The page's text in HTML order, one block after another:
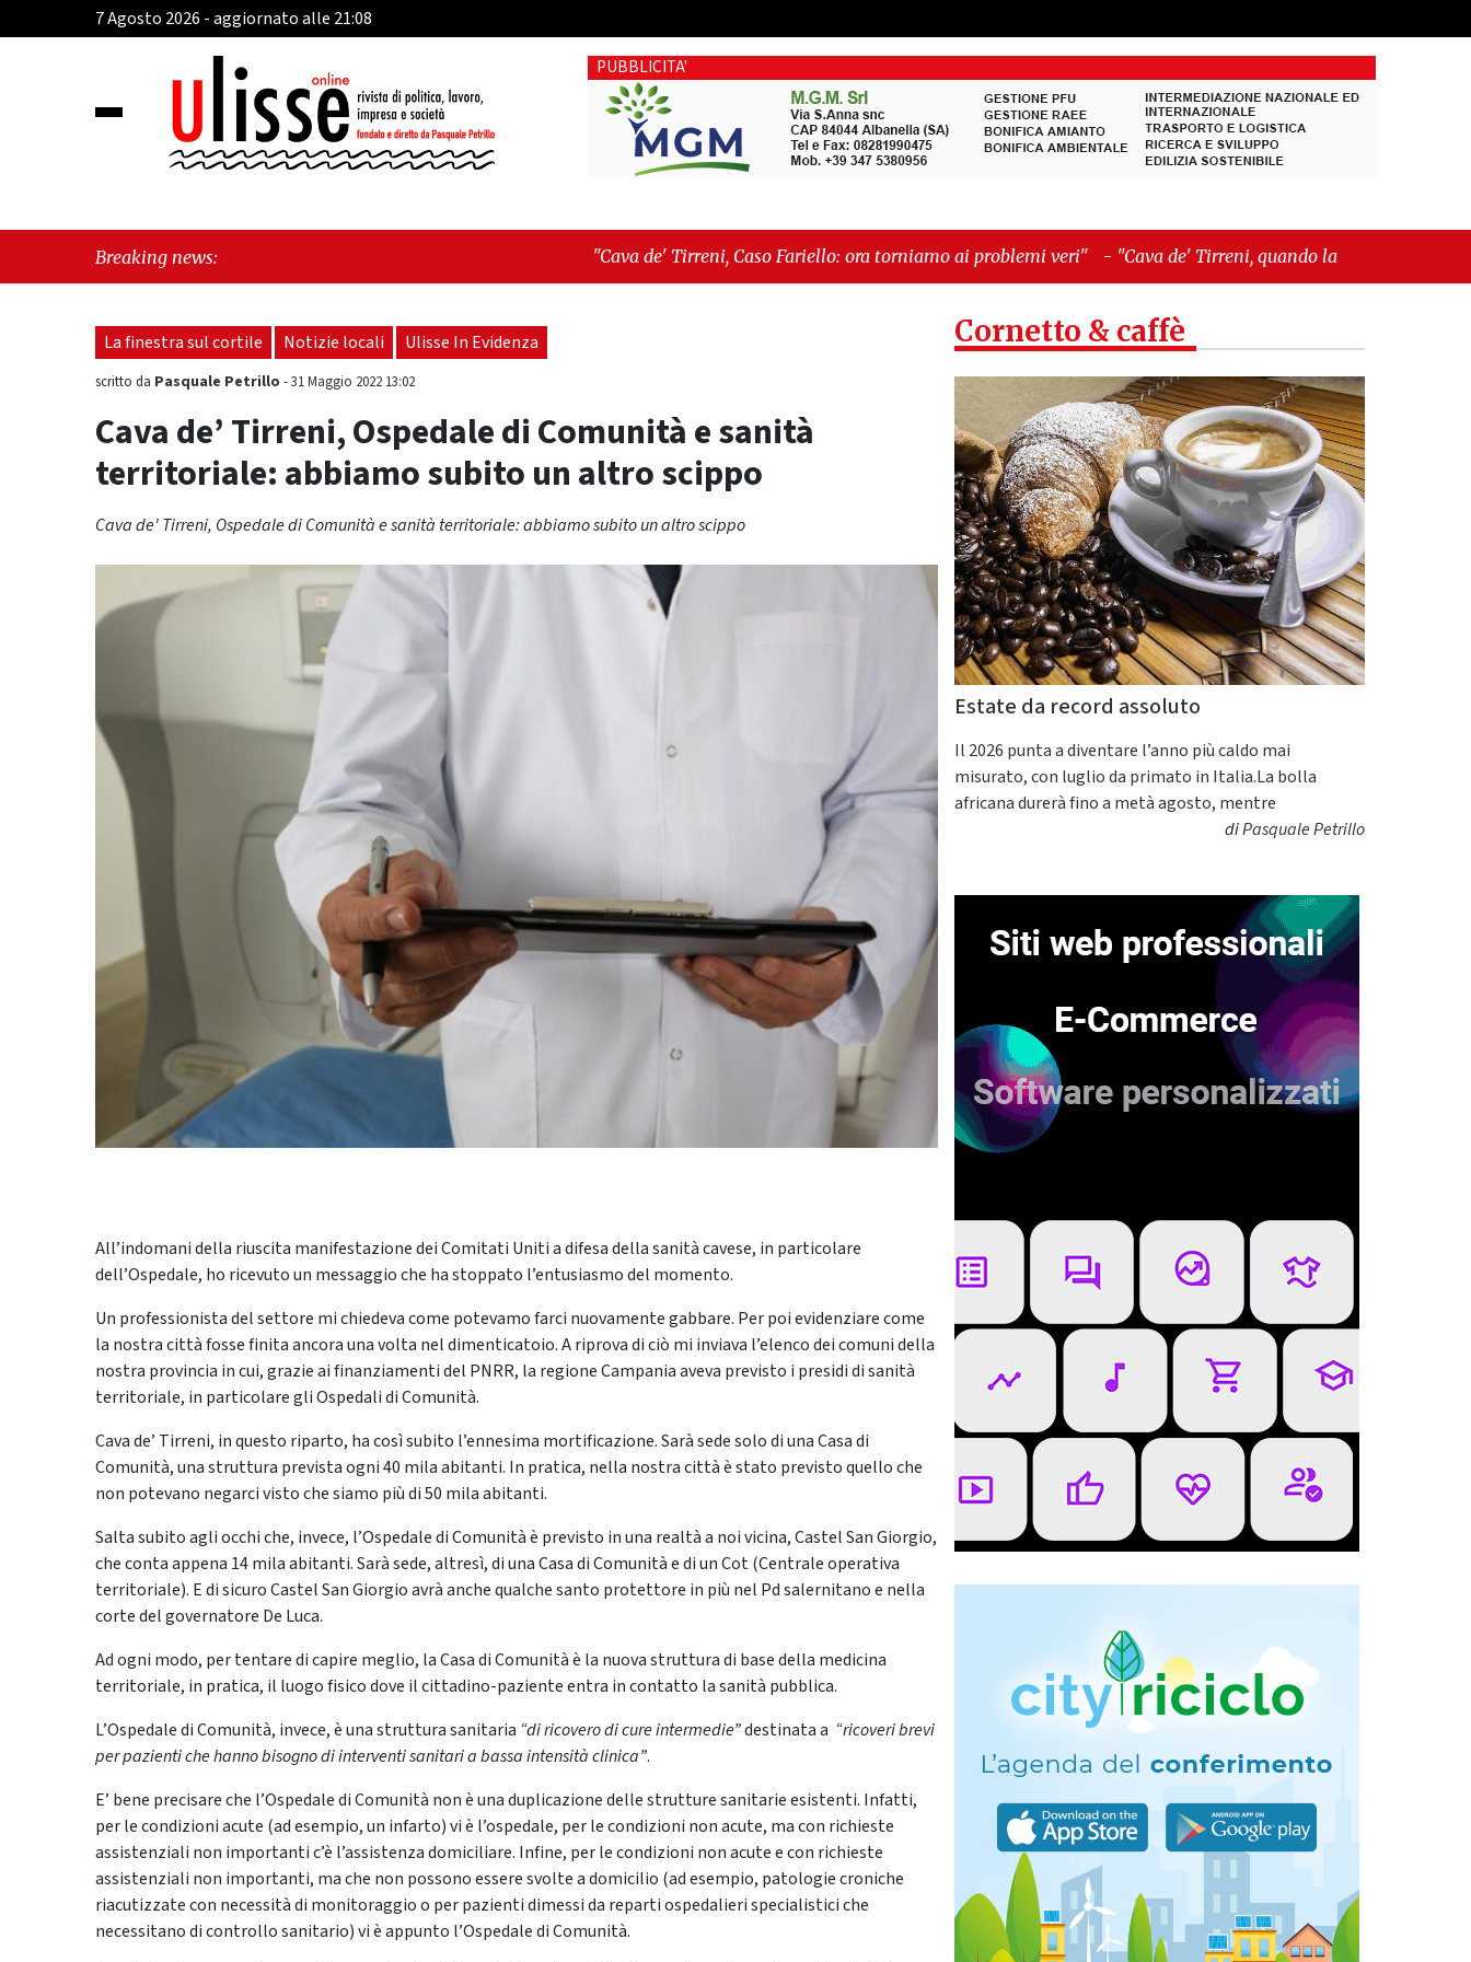
7 Agosto 2026 - aggiornato alle 21:08
PUBBLICITA'
Breaking news: "Cava de' Tirreni, Caso Fariello: ora torniamo ai problemi veri" -"Cava de' Tirreni, quando la burocrazia dimentica
perché esiste"
La finestra sul cortile Notizie locali Ulisse In Evidenza
scritto da Pasquale Petrillo -31 Maggio 2022 13:02
Cava de’ Tirreni, Ospedale di Comunità e sanità
territoriale: abbiamo subito un altro scippo
Cava de' Tirreni, Ospedale di Comunità e sanità territoriale: abbiamo subito un altro scippo
All’indomani della riuscita manifestazione dei Comitati Uniti a difesa della sanità cavese, in particolare
dell’Ospedale, ho ricevuto un messaggio che ha stoppato l’entusiasmo del momento.
Un professionista del settore mi chiedeva come potevamo farci nuovamente gabbare. Per poi evidenziare come
la nostra città fosse finita ancora una volta nel dimenticatoio. A riprova di ciò mi inviava l’elenco dei comuni della
nostra provincia in cui, grazie ai finanziamenti del PNRR, la regione Campania aveva previsto i presidi di sanità
territoriale, in particolare gli Ospedali di Comunità.
Cava de’ Tirreni, in questo riparto, ha così subito l’ennesima mortificazione. Sarà sede solo di una Casa di
Comunità, una struttura prevista ogni 40 mila abitanti. In pratica, nella nostra città è stato previsto quello che
non potevano negarci visto che siamo più di 50 mila abitanti.
Salta subito agli occhi che, invece, l’Ospedale di Comunità è previsto in una realtà a noi vicina, Castel San Giorgio,
che conta appena 14 mila abitanti. Sarà sede, altresì, di una Casa di Comunità e di un Cot (Centrale operativa
territoriale). E di sicuro Castel San Giorgio avrà anche qualche santo protettore in più nel Pd salernitano e nella
corte del governatore De Luca.
Ad ogni modo, per tentare di capire meglio, la Casa di Comunità è la nuova struttura di base della medicina
territoriale, in pratica, il luogo fisico dove il cittadino-paziente entra in contatto la sanità pubblica.
L’Ospedale di Comunità, invece, è una struttura sanitaria “di ricovero di cure intermedie”destinata a “ricoveri brevi
per pazienti che hanno bisogno di interventi sanitari a bassa intensità clinica”.
E’ bene precisare che l’Ospedale di Comunità non è una duplicazione delle strutture sanitarie esistenti. Infatti,
per le condizioni acute (ad esempio, un infarto) vi è l’ospedale, per le condizioni non acute, ma con richieste
assistenziali non importanti c’è l’assistenza domiciliare. Infine, per le condizioni non acute e con richieste
assistenziali non importanti, ma che non possono essere svolte a domicilio (ad esempio, patologie croniche
riacutizzate con necessità di monitoraggio o per pazienti dimessi da reparti ospedalieri specialistici che
necessitano di controllo sanitario) vi è appunto l’Ospedale di Comunità.
Cornetto & caffè
Estate da record assoluto
Il 2026 punta a diventare l’anno più caldo mai
misurato, con luglio da primato in Italia.La bolla
africana durerà fino a metà agosto, mentre
diPasquale Petrillo